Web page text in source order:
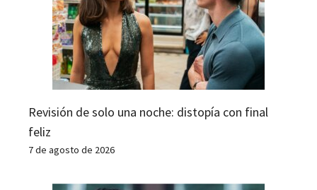
Revisión de solo una noche: distopía con final
feliz
7 de agosto de 2026